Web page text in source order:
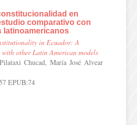
en
comparativo con
latinoamericanos
in Ecuador: A
with other Latin American models
Chucad, María José Alvear
EPUB:74